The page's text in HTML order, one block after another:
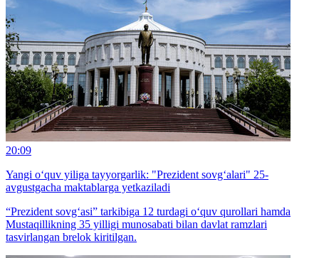
20:09
Yangi o‘quv yiliga tayyorgarlik: "Prezident sovg‘alari" 25-
avgustgacha maktablarga yetkaziladi
“Prezident sovg‘asi” tarkibiga 12 turdagi o‘quv qurollari hamda
Mustaqillikning 35 yilligi munosabati bilan davlat ramzlari
tasvirlangan brelok kiritilgan.